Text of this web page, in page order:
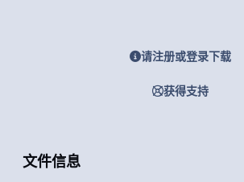
请注册或登录下载
获得支持
文件信息